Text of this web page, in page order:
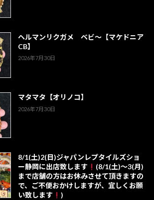
ヘルマンリクガメ ベビ～【マケドニア
CB】
2026年7月30日
マタマタ【オリノコ】
2026年7月30日
8/1(土)2(日)ジャパンレプタイルズショ
ー静岡に出店致します
(8/1(土)～3(月)
まで店舗の方はお休みさせて頂きますの
で、ご不便おかけしますが、宜しくお願
い致します
)